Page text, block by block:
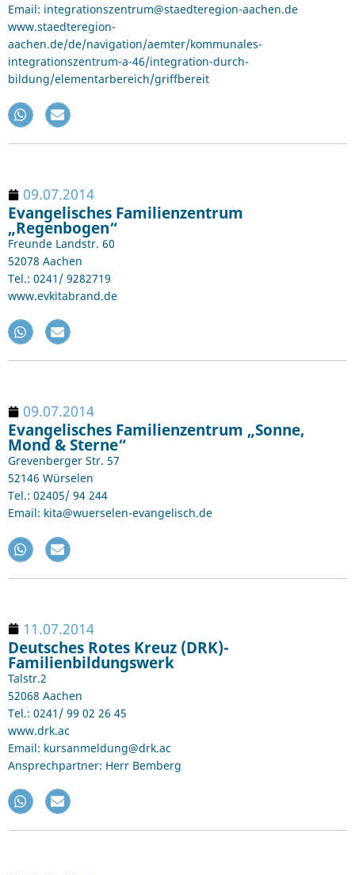
Email: integrationszentrum@staedteregion-aachen.de
www.staedteregion-
aachen.de/de/navigation/aemter/kommunales-
integrationszentrum-a-46/integration-durch-
bildung/elementarbereich/griffbereit
09.07.2014
Evangelisches Familienzentrum
„Regenbogen“
Freunde Landstr. 60
52078 Aachen
Tel.: 0241/ 9282719
www.evkitabrand.de
09.07.2014
Evangelisches Familienzentrum „Sonne,
Mond & Sterne“
Grevenberger Str. 57
52146 Würselen
Tel.: 02405/ 94 244
Email: kita@wuerselen-evangelisch.de
11.07.2014
Deutsches Rotes Kreuz (DRK)-
Familienbildungswerk
Talstr.2
52068 Aachen
Tel.: 0241/ 99 02 26 45
www.drk.ac
Email: kursanmeldung@drk.ac
Ansprechpartner: Herr Bemberg